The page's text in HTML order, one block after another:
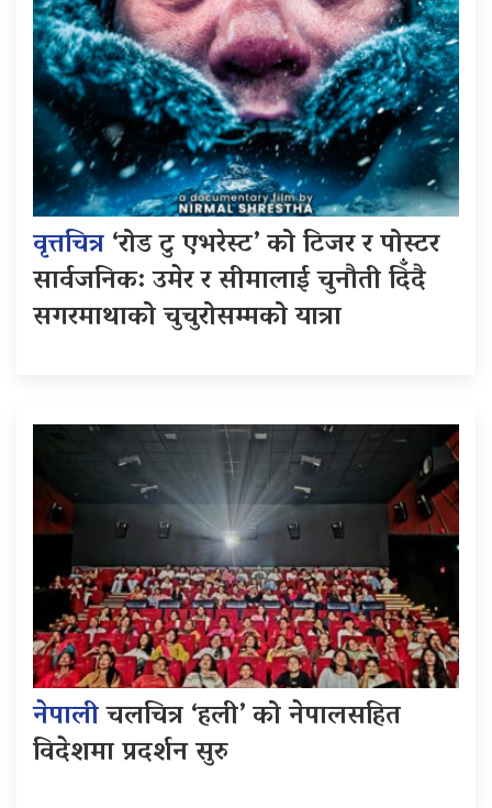
वृत्तचित्र‘रोड टु एभरेस्ट’ को टिजर र पोस्टर
सार्वजनिक: उमेर र सीमालाई चुनौती दिँदै
सगरमाथाको चुचुरोसम्मको यात्रा
नेपालीचलचित्र ‘हली’ को नेपालसहित
विदेशमा प्रदर्शन सुरु